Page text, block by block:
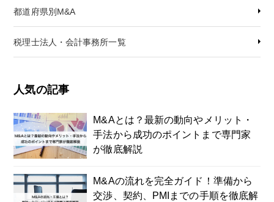
都道府県別M&A
税理士法人・会計事務所一覧
人気の記事
M&Aとは？最新の動向やメリット・
手法から成功のポイントまで専門家
が徹底解説
M&Aの流れを完全ガイド！準備から
交渉、契約、PMIまでの手順を徹底解